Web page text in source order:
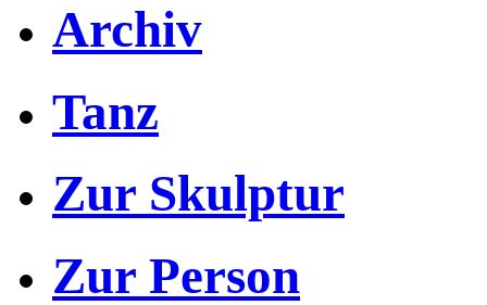
Archiv
Tanz
Zur Skulptur
Zur Person